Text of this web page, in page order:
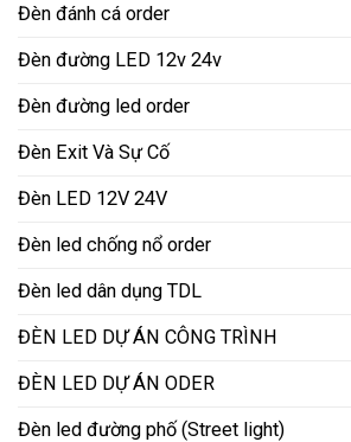
Đèn đánh cá order
Đèn đường LED 12v 24v
Đèn đường led order
Đèn Exit Và Sự Cố
Đèn LED 12V 24V
Đèn led chống nổ order
Đèn led dân dụng TDL
ĐÈN LED DỰ ÁN CÔNG TRÌNH
ĐÈN LED DỰ ÁN ODER
Đèn led đường phố (Street light)